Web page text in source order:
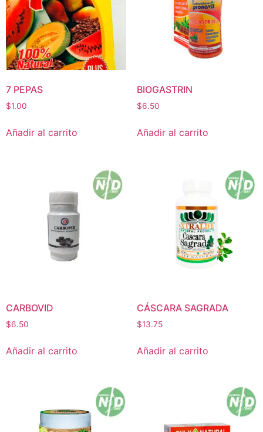
7 PEPAS
$1.00
Añadir al carrito
BIOGASTRIN
$6.50
Añadir al carrito
CARBOVID
$6.50
Añadir al carrito
CÁSCARA SAGRADA
$13.75
Añadir al carrito